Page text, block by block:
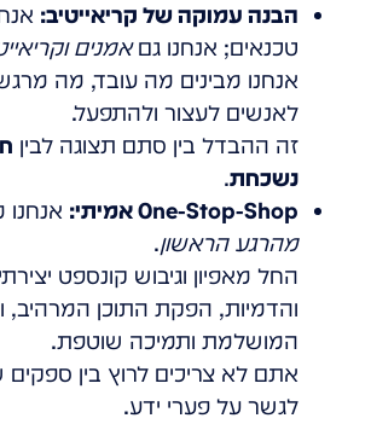
הבנה עמוקה של קריאייטיב:
טכנאים; אנחנו גםאמנים
אנחנו מבינים מה עובד, מה
לאנשים לעצור ולהתפעל.
זה ההבדל בין סתם תצוגה לבין
נשכחת.
One-Stop-Shop אמיתי:
אנחנו
מהרגע הראשון.
החל מאפיון וגיבוש קונספט
והדמיות, הפקת התוכן המרהיב,
המושלמת ותמיכה שוטפת.
אתם לא צריכים לרוץ בין ספקים
לגשר על פערי ידע.